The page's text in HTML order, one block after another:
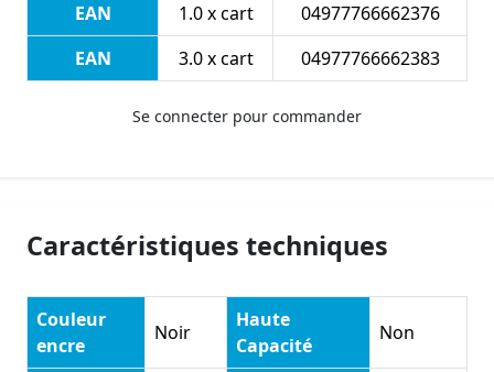
EAN
1.0 x cart
04977766662376
EAN
3.0 x cart 04977766662383
Se connecter pour commander
Caractéristiques techniques
Couleur
encre
Noir
Haute
Capacité
Non